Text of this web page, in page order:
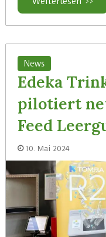
News
Edeka
pilotiert
Feed
10. Mai 2024